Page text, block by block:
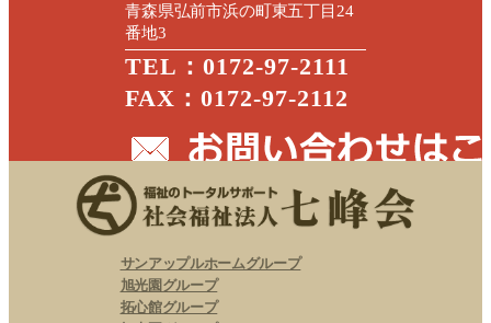
青森県弘前市浜の町東五丁目24
番地3
TEL：0172-97-2111
FAX：0172-97-2112
サンアップルホームグループ
旭光園グループ
拓心館グループ